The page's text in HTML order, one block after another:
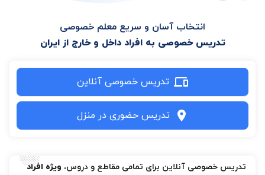
انتخاب آسان و سریع معلم خصوصی
تدریس خصوصی به افراد داخل و خارج از ایران
تدریس خصوصی آنلاین
تدریس حضوری در منزل
تدریس خصوصی آنلاین برای تمامی مقاطع و دروس، ویژه افراد